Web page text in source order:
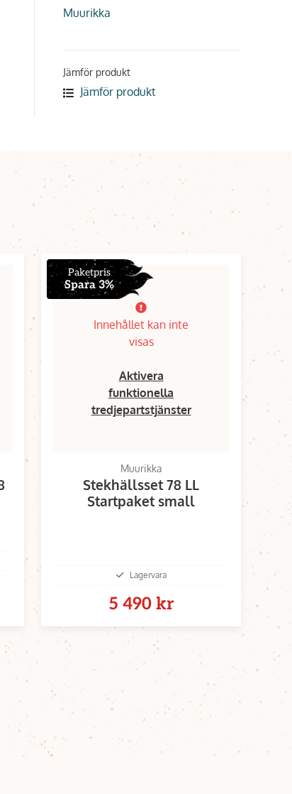
Muurikka
Jämför produkt
Jämför produkt
Paketpris
Spara 3%
Innehållet kan inte
visas
Aktivera
funktionella
tredjepartstjänster
Muurikka
Stekhällsset 78 LL
Startpaket small
Lagervara
5 490 kr